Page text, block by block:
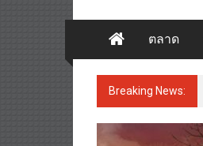
ตลาด
Breaking News: